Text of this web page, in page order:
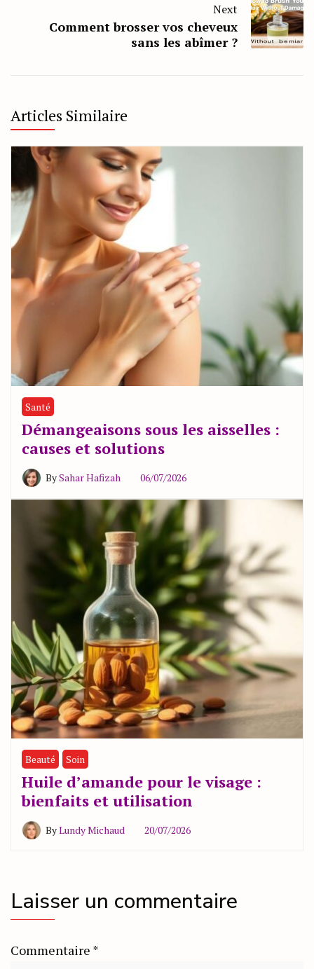
Next
Comment brosser vos cheveux
sans les abîmer ?
Articles Similaire
Santé
Démangeaisons sous les aisselles :
causes et solutions
BySahar Hafizah 06/07/2026
Beauté Soin
Huile d’amande pour le visage :
bienfaits et utilisation
ByLundy Michaud 20/07/2026
Laisser un commentaire
Commentaire *